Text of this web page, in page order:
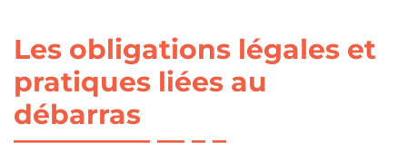
Les obligations légales et
pratiques liées au
débarras